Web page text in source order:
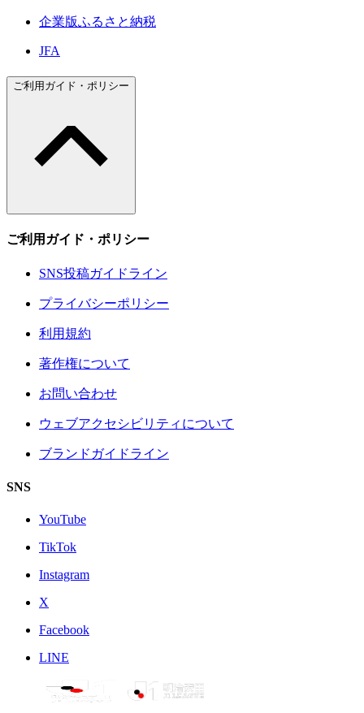
企業版ふるさと納税
JFA
ご利用ガイド・ポリシー
ご利用ガイド・ポリシー
SNS投稿ガイドライン
プライバシーポリシー
利用規約
著作権について
お問い合わせ
ウェブアクセシビリティについて
ブランドガイドライン
SNS
YouTube
TikTok
Instagram
X
Facebook
LINE